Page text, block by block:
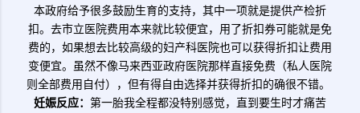
本政府给予很多鼓励生育的支持，其中一项就是提供产检折
扣。去市立医院费用本来就比较便宜，用了折扣券可能就是免
费的，如果想去比较高级的妇产科医院也可以获得折扣让费用
变便宜。虽然不像马来西亚政府医院那样直接免费（私人医院
则全部费用自付），但有得自由选择并获得折扣的确很不错。
妊娠反应： 第一胎我全程都没特别感觉，直到要生时才痛苦